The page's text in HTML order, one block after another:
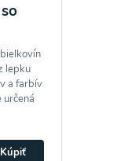
lepku
a farbív
určená
Kúpiť